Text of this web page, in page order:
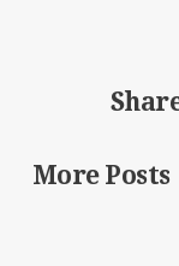
More Posts